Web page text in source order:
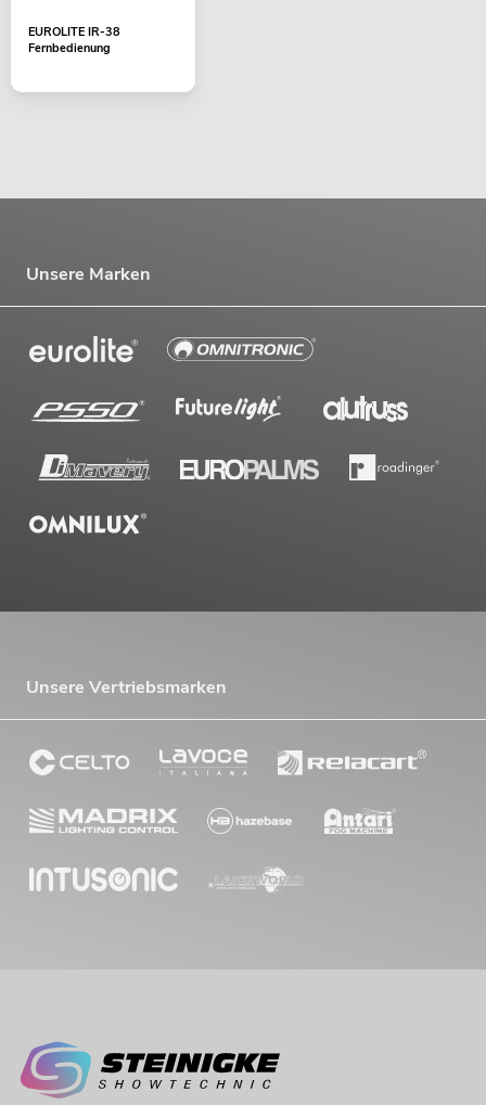
EUROLITE IR-38
Fernbedienung
Unsere Marken
Unsere Vertriebsmarken